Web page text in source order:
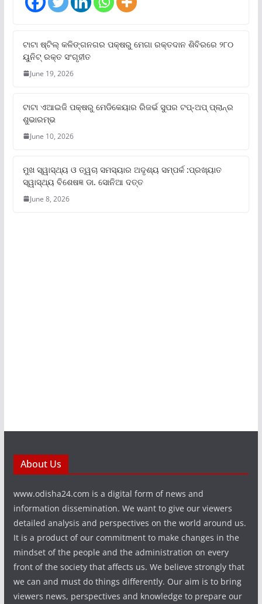
ଟାଟା ଷ୍ଟିଲ୍‌ କଳିଙ୍ଗନଗର ପକ୍ଷରୁ ମେଗା ରକ୍ତଦାନ ଶିବିରରେ ୨୮୦
ୟୁନିଟ୍‌ ରକ୍ତ ସଂଗୃହୀତ
June 19, 2026
ଟାଟା ଏଆଇଜି ପକ୍ଷରୁ ମେଡିକେୟାର ରିଜର୍ଭ ସୁପର ଟପ୍‌-ଅପ୍ ପ୍ଲାନ୍‌ର
ଶୁଭାରମ୍ଭ
June 10, 2026
ମୁଖ ସ୍ୱାସ୍ଥ୍ୟ ଓ ତ୍ୱଚା ସମସ୍ୟାର ଅଦୃଶ୍ୟ ସମ୍ପର୍କ :ପ୍ରଖ୍ୟାତ
ସ୍ୱାସ୍ଥ୍ୟ ବିଶେଷଜ୍ଞ ଡା. ସୋନିଆ ଦତ୍ତ
June 8, 2026
About Us
www.odisha24.com is a digital form of news and
information dissemination. We want to give our viewers
detailed analysis and perspectives on the world around us.
It is a product of our commitment to make changes in the
mindset of the people and the administration on every
front of the society that affects us. We believe strongly that
we can and must do things differently. Our aim is to bring
viewers news, perspectives and knowledge to prepare our